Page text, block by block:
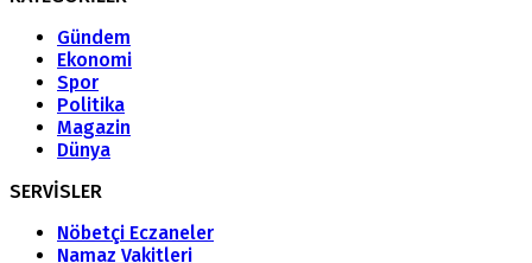
Gündem
Ekonomi
Spor
Politika
Magazin
Dünya
SERVİSLER
Nöbetçi Eczaneler
Namaz Vakitleri